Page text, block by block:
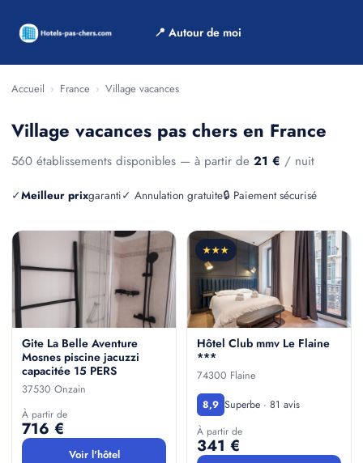
📍 Autour de moi
Accueil › France › Village vacances
Village vacances pas chers en France
560 établissements disponibles — à partir de 21 € / nuit
✓Meilleur prixgaranti✓ Annulation gratuite🔒 Paiement sécurisé
Gite La Belle Aventure
Mosnes piscine jacuzzi
capacitée 15 PERS
37530 Onzain
À partir de
716 €
Voir l'hôtel
★★★
Hôtel Club mmv Le Flaine
***
74300 Flaine
8,9 Superbe · 81 avis
À partir de
341 €